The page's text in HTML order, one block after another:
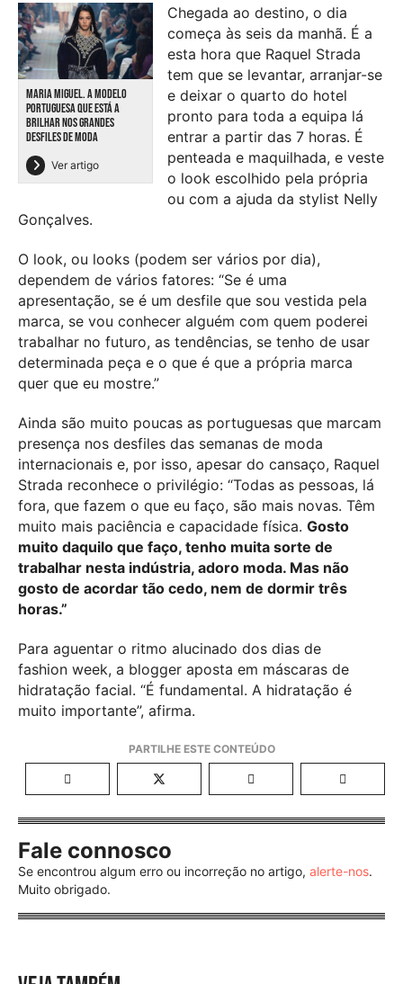
MARIA MIGUEL. A MODELO
PORTUGUESA QUE ESTÁ A
BRILHAR NOS GRANDES
DESFILES DE MODA
Ver artigo
Chegada ao destino, o dia
começa às seis da manhã. É a
esta hora que Raquel Strada
tem que se levantar, arranjar-se
e deixar o quarto do hotel
pronto para toda a equipa lá
entrar a partir das 7 horas. É
penteada e maquilhada, e veste
o look escolhido pela própria
ou com a ajuda da stylist Nelly
Gonçalves.
O look, ou looks (podem ser vários por dia),
dependem de vários fatores: “Se é uma
apresentação, se é um desfile que sou vestida pela
marca, se vou conhecer alguém com quem poderei
trabalhar no futuro, as tendências, se tenho de usar
determinada peça e o que é que a própria marca
quer que eu mostre.”
Ainda são muito poucas as portuguesas que marcam
presença nos desfiles das semanas de moda
internacionais e, por isso, apesar do cansaço, Raquel
Strada reconhece o privilégio: “Todas as pessoas, lá
fora, que fazem o que eu faço, são mais novas. Têm
muito mais paciência e capacidade física. Gosto
muito daquilo que faço, tenho muita sorte de
trabalhar nesta indústria, adoro moda. Mas não
gosto de acordar tão cedo, nem de dormir três
horas.”
Para aguentar o ritmo alucinado dos dias de
fashion week, a blogger aposta em máscaras de
hidratação facial. “É fundamental. A hidratação é
muito importante”, afirma.
Fale connosco
Se encontrou algum erro ou incorreção no artigo, alerte-nos.
Muito obrigado.